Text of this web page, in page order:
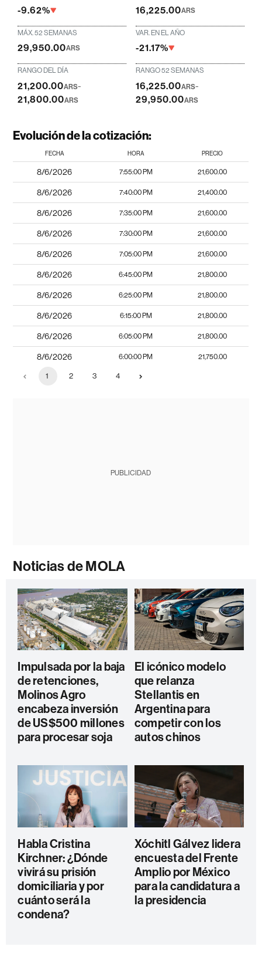
-9.62% 16,225.00ARS
MÁX. 52 SEMANAS
29,950.00ARS
VAR. EN EL AÑO
-21.17%
RANGO DEL DÍA
21,200.00ARS-
21,800.00ARS
RANGO 52 SEMANAS
16,225.00ARS-
29,950.00ARS
Evolución de la cotización:
FECHA HORA PRECIO
8/6/2026 7:55:00 PM 21,600.00
8/6/2026 7:40:00 PM 21,400.00
8/6/2026 7:35:00 PM 21,600.00
8/6/2026 7:30:00 PM 21,600.00
8/6/2026 7:05:00 PM 21,600.00
8/6/2026 6:45:00 PM 21,800.00
8/6/2026 6:25:00 PM 21,800.00
8/6/2026 6:15:00 PM 21,800.00
8/6/2026 6:05:00 PM 21,800.00
8/6/2026 6:00:00 PM 21,750.00
1 2 3 4
PUBLICIDAD
Noticias de MOLA
Impulsada por la baja
de retenciones,
Molinos Agro
encabeza inversión
de US$500 millones
para procesar soja
El icónico modelo
que relanza
Stellantis en
Argentina para
competir con los
autos chinos
Habla Cristina
Kirchner: ¿Dónde
vivirá su prisión
domiciliaria y por
cuánto será la
condena?
Xóchitl Gálvez lidera
encuesta del Frente
Amplio por México
para la candidatura a
la presidencia